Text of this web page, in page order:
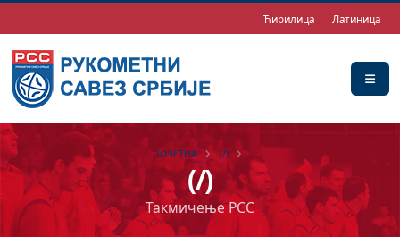
Ћирилица Латиница
(/)
Такмичење РСС
ПОЧЕТНА (/)